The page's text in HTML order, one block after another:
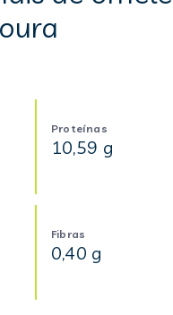
Proteínas
10,59 g
Fibras
0,40 g